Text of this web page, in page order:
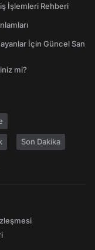
İşlemleri Rehberi
İçin Güncel San
mi?
Son Dakika